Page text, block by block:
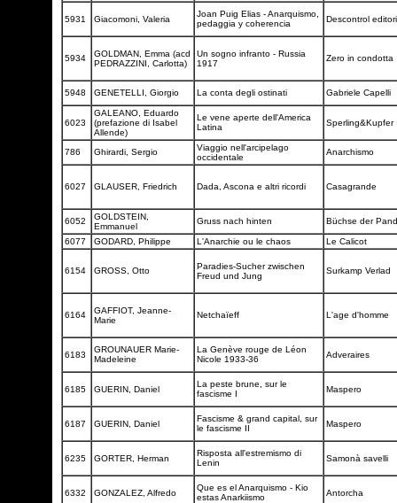
5931 Giacomoni, Valeria
Joan Puig Elias - Anarquismo,
pedaggia y coherencia
Descontrol
5934
GOLDMAN, Emma (acd
PEDRAZZINI, Carlotta)
Un sogno infranto - Russia
1917
Zero in condotta
5948 GENETELLI, Giorgio La conta degli ostinati Gabriele Capelli
6023
GALEANO, Eduardo
(prefazione di Isabel
Allende)
Le vene aperte dell'America
Latina
Sperling&Kupfer
786 Ghirardi, Sergio
Viaggio nell'arcipelago
occidentale
Anarchismo
6027 GLAUSER, Friedrich Dada, Ascona e altri ricordi Casagrande
6052
GOLDSTEIN,
Emmanuel
Gruss nach hinten Büchse der
6077 GODARD, Philippe L'Anarchie ou le chaos Le Calicot
6154 GROSS, Otto
Paradies-Sucher zwischen
Freud und Jung
Surkamp Verlad
6164
GAFFIOT, Jeanne-
Marie
Netchaïeff L'age d'homme
6183
GROUNAUER Marie-
Madeleine
La Genève rouge de Léon
Nicole 1933-36
Adveraires
6185 GUERIN, Daniel
La peste brune, sur le
fascisme I
Maspero
6187 GUERIN, Daniel
Fascisme & grand capital, sur
le fascisme II
Maspero
6235 GORTER, Herman
Risposta all'estremismo di
Lenin
Samonà savelli
6332 GONZALEZ, Alfredo
Que es el Anarquismo - Kio
estas Anarkiismo
Antorcha